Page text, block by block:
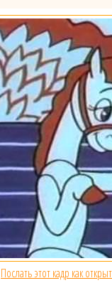
Послать этот кадр как